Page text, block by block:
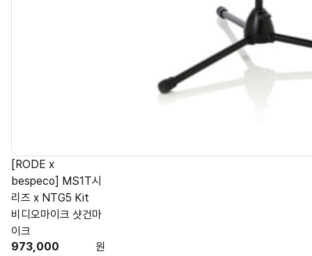
[RODE x
bespeco] MS1T시
리즈 x NTG5 Kit
비디오마이크 샷건마
이크
973,000
원